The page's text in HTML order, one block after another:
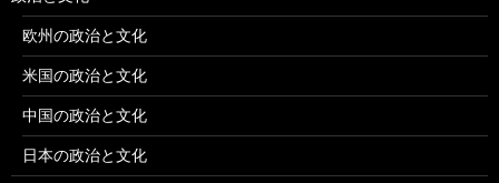
欧州の政治と文化
米国の政治と文化
中国の政治と文化
日本の政治と文化